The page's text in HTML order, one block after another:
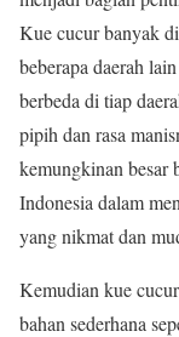
Kue cucur banyak
beberapa daerah
berbeda di tiap
pipih dan rasa
kemungkinan besar
Indonesia dalam
yang nikmat dan
Kemudian kue
bahan sederhana